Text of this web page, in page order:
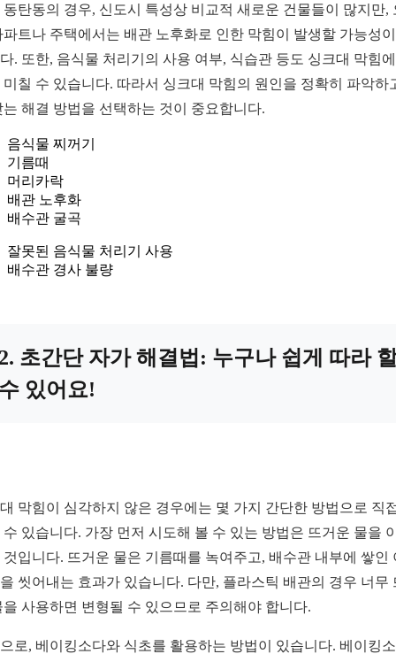
동탄동의 경우, 신도시 특성상 비교적 새로운 건물들이 많지만,
파트나 주택에서는 배관 노후화로 인한 막힘이 발생할 가능성
. 또한, 음식물 처리기의 사용 여부, 식습관 등도 싱크대 막힘
미칠 수 있습니다. 따라서 싱크대 막힘의 원인을 정확히 파악하
는 해결 방법을 선택하는 것이 중요합니다.
음식물 찌꺼기
기름때
머리카락
배관 노후화
배수관 굴곡
잘못된 음식물 처리기 사용
배수관 경사 불량
초간단 자가 해결법: 누구나 쉽게 따라
있어요!
막힘이 심각하지 않은 경우에는 몇 가지 간단한 방법으로 직
수 있습니다. 가장 먼저 시도해 볼 수 있는 방법은 뜨거운 물을
것입니다. 뜨거운 물은 기름때를 녹여주고, 배수관 내부에 쌓인
씻어내는 효과가 있습니다. 다만, 플라스틱 배관의 경우 너무
을 사용하면 변형될 수 있으므로 주의해야 합니다.
로, 베이킹소다와 식초를 활용하는 방법이 있습니다. 베이킹